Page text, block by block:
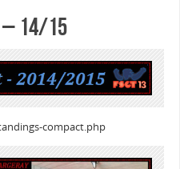
– 14/15
compact.php